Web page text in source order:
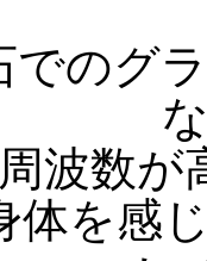
でのグ
波数が
体を感